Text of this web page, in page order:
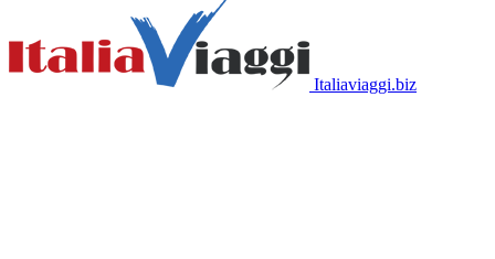
Italiaviaggi.biz